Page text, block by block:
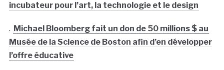
incubateur pour l’art, la technologie et le design
. Michael Bloomberg fait un don de 50 millions $ au
Musée de la Science de Boston afin d’en développer
l’offre éducative